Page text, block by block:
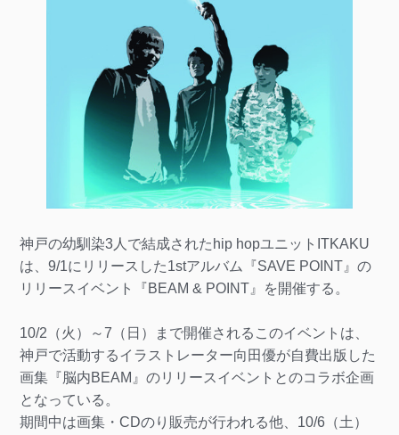
神戸の幼馴染3人で結成されたhip hopユニットITKAKU
は、9/1にリリースした1stアルバム『SAVE POINT』の
リリースイベント『BEAM & POINT』を開催する。
10/2（火）～7（日）まで開催されるこのイベントは、
神戸で活動するイラストレーター向田優が自費出版した
画集『脳内BEAM』のリリースイベントとのコラボ企画
となっている。
期間中は画集・CDのり販売が行われる他、10/6（土）